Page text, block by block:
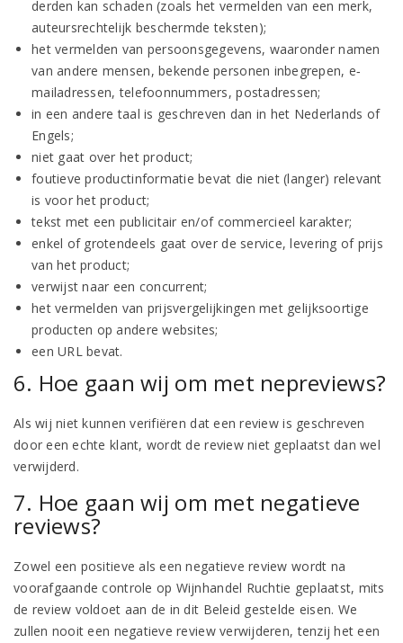
derden kan schaden (zoals het vermelden van een merk,
auteursrechtelijk beschermde teksten);
het vermelden van persoonsgegevens, waaronder namen
van andere mensen, bekende personen inbegrepen, e‐
mailadressen, telefoonnummers, postadressen;
in een andere taal is geschreven dan in het Nederlands of
Engels;
niet gaat over het product;
foutieve productinformatie bevat die niet (langer) relevant
is voor het product;
tekst met een publicitair en/of commercieel karakter;
enkel of grotendeels gaat over de service, levering of prijs
van het product;
verwijst naar een concurrent;
het vermelden van prijsvergelijkingen met gelijksoortige
producten op andere websites;
een URL bevat.
6. Hoe gaan wij om met nepreviews?
Als wij niet kunnen verifiëren dat een review is geschreven
door een echte klant, wordt de review niet geplaatst dan wel
verwijderd.
7. Hoe gaan wij om met negatieve
reviews?
Zowel een positieve als een negatieve review wordt na
voorafgaande controle op Wijnhandel Ruchtie geplaatst, mits
de review voldoet aan de in dit Beleid gestelde eisen. We
zullen nooit een negatieve review verwijderen, tenzij het een